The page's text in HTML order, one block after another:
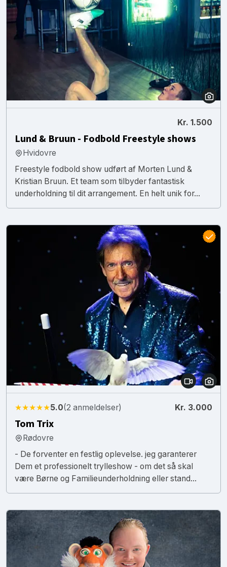
Kr. 1.500
Lund & Bruun - Fodbold Freestyle shows
Hvidovre
Freestyle fodbold show udført af Morten Lund &
Kristian Bruun. Et team som tilbyder fantastisk
underholdning til dit arrangement. En helt unik for...
★★★★★5.0(2 anmeldelser) Kr. 3.000
Tom Trix
Rødovre
- De forventer en festlig oplevelse. jeg garanterer
Dem et professionelt trylleshow - om det så skal
være Børne og Familieunderholdning eller stand...